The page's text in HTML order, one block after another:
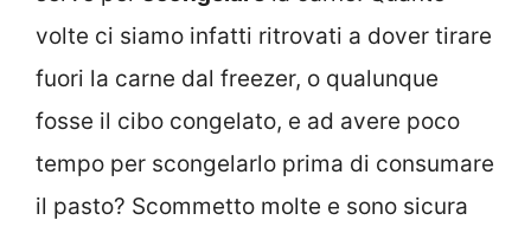
volte ci siamo infatti ritrovati a dover tirare
fuori la carne dal freezer, o qualunque
fosse il cibo congelato, e ad avere poco
tempo per scongelarlo prima di consumare
il pasto? Scommetto molte e sono sicura